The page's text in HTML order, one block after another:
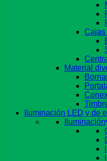
Cajas
Material
Iluminación LED y de
Iluminación